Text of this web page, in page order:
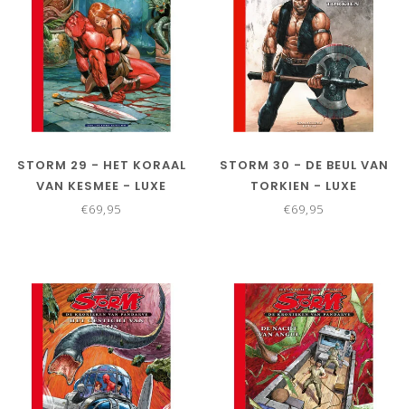
STORM 29 - HET KORAAL
VAN KESMEE - LUXE
EDITIE
€69,95
STORM 30 - DE BEUL VAN
TORKIEN - LUXE
€69,95